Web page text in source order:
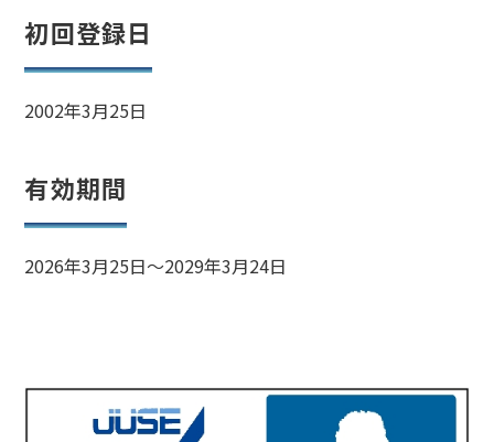
初回登録日
2002年3月25日
有効期間
2026年3月25日～2029年3月24日